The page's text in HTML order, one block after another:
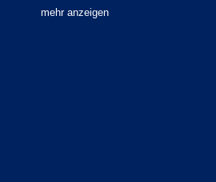
mehr anzeigen